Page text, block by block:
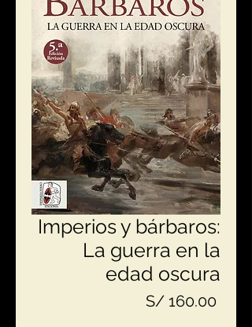
Imperios y bárbaros:
La guerra en la
edad oscura
S/ 160.00Precio